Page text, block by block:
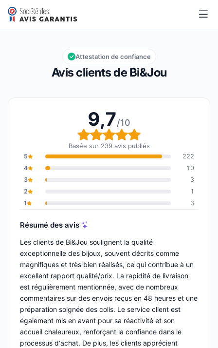
Bi&Jou
Note globale : 9,7 sur 10
9,7/10
Avis clients de Bi&Jou
Attestation de confiance
9,7/10
Note globale : 9,7 sur
Basée sur 239 avis publiés
5
222
4
10
3
3
2
1
1
3
Résumé des avis
Les clients de Bi&Jou soulignent la qualité
exceptionnelle des bijoux, souvent décrits comme
magnifiques et très bien réalisés, ce qui contribue à un
excellent rapport qualité/prix. La rapidité de livraison
est régulièrement mentionnée, avec de nombreux
commentaires sur des envois reçus en 48 heures et une
préparation soignée des colis. Le service client est
également mis en avant pour sa réactivité et son
accueil chaleureux, renforçant la confiance dans le
processus d'achat. De plus, les clients apprécient